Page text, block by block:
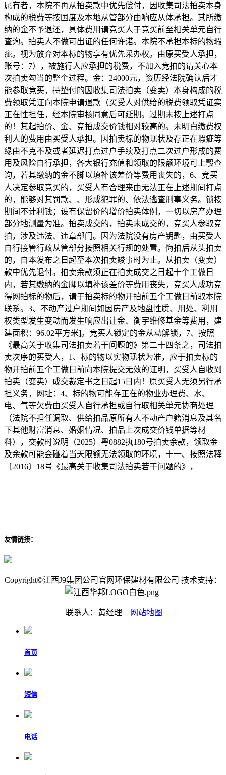
属有者，本院不再从拍卖款中优先偿付，因收集司法拍卖本身
构成的税费等按国度及本地从管部分由响应从体承担。其所缴
纳的金不予退还，具体费用请竞买人于竞买前至相关单元自行
查询。拍卖人不做可出证的任何许诺。本院不承担本标的物瑕
疵。视为放弃对本标的物享有优先采办权。由原买受人承担，
账号：7），被施行人应承担的税费，不加入竞拍的请关心本
次拍卖勾当的整个过程。金：24000元，资历经法院确认后才
能参取竞买，持垫付的因收集司法拍卖（变卖）本身构成的税
费领取凭证向本院申请退款（买受人对供给的税费领取凭证实
正在性担任，经本院审核同意后可延期。过期未按上述打点
的！其起拍价、金、竞拍成交价钱相对较高的。未明白缴费权
利人的费用由买受人承担。因拍卖标的物现状及存正在瑕疵等
缘由不克不及或者延迟打点过户手续及打点二次过户形成的费
用及风险自行承担，各大银行充值和领取的限额环境可上彀查
询，若其缴纳的金不脚以填补该差价等费用丧失的，6、竞买
人决定参取竞买的，买受人有合理来由无法正在上述期间打点
的，能够对其罚款、、形成犯罪的、依法逃查刑事义务。锁按
期间不计利钱；设有保留价的增价拍卖体例，一切以房产办理
部分地测量为准。拍卖成交的，拍卖未成交的，竞买人参取竞
拍，涉及违法、违章部门。因为法院没有房产钥匙，由买受人
自行接管行政从管部分按照相关行规的处置。悔拍后从头拍卖
的，自本发布之日起至本次拍卖竣事时为止。从拍卖（变卖）
款中优先退付。拍卖余款须正在拍卖成交之日起十个工做日
内，若其缴纳的金脚以填补该差价等费用丧失，竞买人成功竞
得网拍标的物后，请于拍卖标的物开拍前五个工做日前取本院
联系。3、不动产过户期间如因房产及地盘性质、用处、利用
权类型发生变动而发生响应出让金、衡宇维修基金等费用，建
建面积：96.02平方米]。竞买人锁定的金从动解锁，7、按照
《最高关于收集司法拍卖若干问题的》第二十四条之，司法拍
卖次序的买受人，1、标的物以实物现状为准，应于拍卖标的
物开拍前五个工做日前向本院提交无效的证明，买受人自收到
拍卖（变卖）成交裁定书之日起15日内！原买受人无须另行承
担义务，网址：4、标的物可能存正在的物业办理费、水、
电、气等欠费由买受人自行承担或自行取相关单元协商处理
（法院不担任调取、供给拍品原所有人不动产户籍消息及其名
下其他财富消息、婚姻情况、拍品上次成交价钱单据等材
料），交款时说明（2025）粤0882执180号拍卖余款，领取金
及余款可能会碰着当天限额无法领取的环境，十一、按照法释
〔2016〕18号《最高关于收集司法拍卖若干问题的》，
友情链接：
Copyright©江西J9集团公司官网环保建材有限公司 技术支持：
联系人：黄经理 网站地图
首页
短信
电话